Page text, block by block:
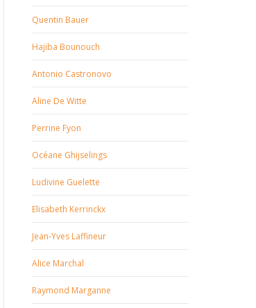
Quentin Bauer
Hajiba Bounouch
Antonio Castronovo
Aline De Witte
Perrine Fyon
Océane Ghijselings
Ludivine Guelette
Elisabeth Kerrinckx
Jean-Yves Laffineur
Alice Marchal
Raymond Marganne